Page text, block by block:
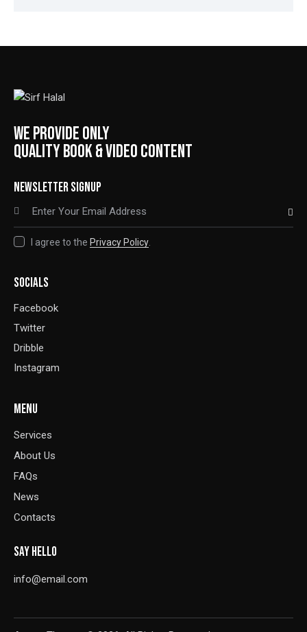
WE PROVIDE ONLY
QUALITY BOOK & VIDEO CONTENT
NEWSLETTER SIGNUP
SUBSCRIBE
I agree to the Privacy Policy
SOCIALS
Facebook
Twitter
Dribble
Instagram
MENU
Services
About Us
FAQs
News
Contacts
SAY HELLO
info@email.com